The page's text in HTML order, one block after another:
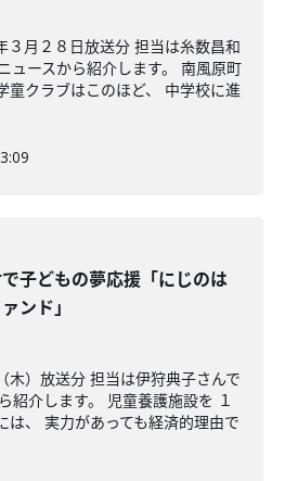
３月２８日放送分 担当は糸数昌和
ュースから紹介します。 南風原町
童クラブはこのほど、 中学校に進
子どもの夢応援「にじのは
ンド」
木）放送分 担当は伊狩典子さんで
紹介します。 児童養護施設を １
は、 実力があっても経済的理由で